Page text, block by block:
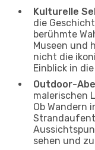
Kulturelle
die
berühmte
Museen und
nicht die
Einblick in
Outdoor-
malerischen
Ob Wandern
sehen und